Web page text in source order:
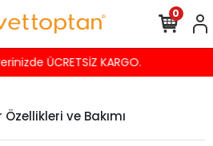
%4 İNDİRİM
0
ve Bakımı